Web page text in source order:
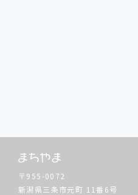
〒955-0072
新潟県三条市元町 11番6号